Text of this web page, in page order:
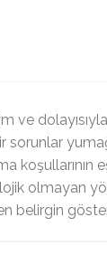
ve
olmayan
belirgin